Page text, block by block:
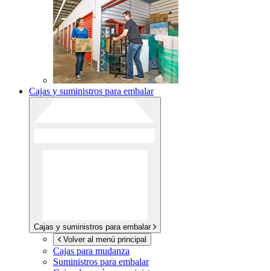
Cajas y suministros para embalar
Cajas y suministros para embalar
Volver al menú principal
Cajas para mudanza
Suministros para embalar